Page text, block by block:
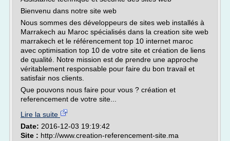
Bienvenu dans notre site web
Nous sommes des développeurs de sites web installés à
Marrakech au Maroc spécialisés dans la creation site web
marrakech et le référencement top 10 internet maroc
avec optimisation top 10 de votre site et création de liens
de qualité. Notre mission est de prendre une approche
véritablement responsable pour faire du bon travail et
satisfair nos clients.
Que pouvons nous faire pour vous ? création et
referencement de votre site...
Lire la suite
Date: 2016-12-03 19:19:42
Site : http://www.creation-referencement-site.ma